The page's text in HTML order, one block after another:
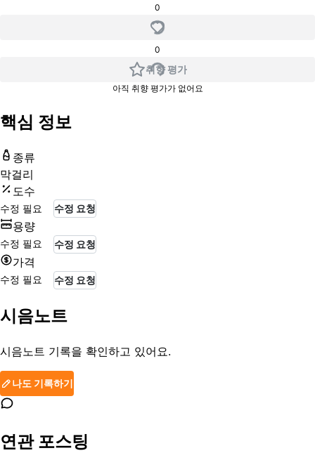
0
0
취향 평가
아직 취향 평가가 없어요
핵심 정보
종류
막걸리
도수
수정 필요 수정 요청
용량
수정 필요 수정 요청
가격
수정 필요 수정 요청
시음노트
시음노트 기록을 확인하고 있어요.
나도 기록하기
연관 포스팅